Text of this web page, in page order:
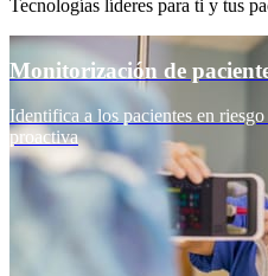
Tecnologías líderes para ti y tus
Monitorización de
Identifica a los pacientes en
proactiva